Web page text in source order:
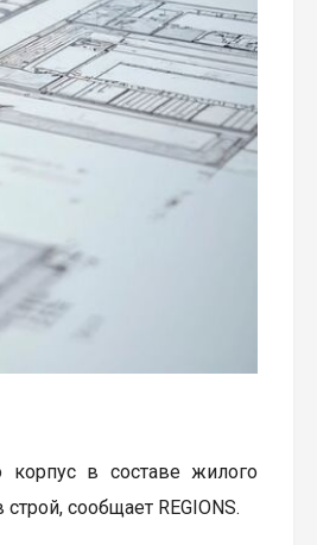
корпус в составе жилого
сообщает REGIONS.